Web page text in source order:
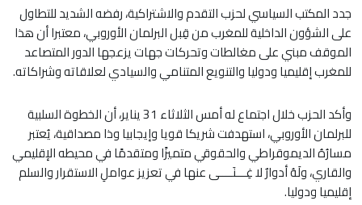
جدد المكتب السياسي لحزب التقدم والاشتراكية، رفضه الشديد للتطاول
على الشؤون الداخلية للمغرب من قِبل البرلمان الأوروبي، معتبرا أن هذا
الموقف مبني على مغالطات وتحركات جهات يزعجها الدور المتصاعد
للمغرب إقليميا ودوليا والتنويع المتنامي والسيادي لعلاقاته وشراكاته.
وأكد الحزب خلال اجتماع له أمس الثلاثاء 31 يناير، أن الخطوة السلبية
للبرلمان الأوروبي، استهدفت شريكا قويا وإيجابيا وذا مصداقية، يُعتبر
مسارُهُ الديموقراطي والحقوقي متميزًا ومتقدمًا في محيطه الإقليمي
والقاري، ولَهُ أدوارٌ لا غِـــنَــــى عنها في تعزيز عواملِ الاستقرار والسلم
إقليميا ودوليا.